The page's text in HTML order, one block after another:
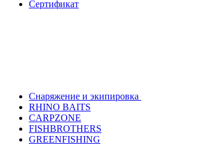
Сертификат
Снаряжение и экипировка
RHINO BAITS
CARPZONE
FISHBROTHERS
GREENFISHING